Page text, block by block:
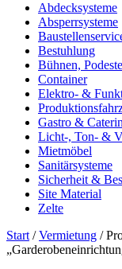
Abdecksysteme
Absperrsysteme
Bestuhlung
Bühnen,
Container
Elektro- &
Gastro &
Licht-, Ton- &
Mietmöbel
Sanitärsysteme
Sicherheit &
Site Material
Zelte
Start /Vermietung /